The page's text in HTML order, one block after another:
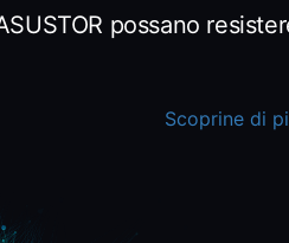
possano
Scoprine di